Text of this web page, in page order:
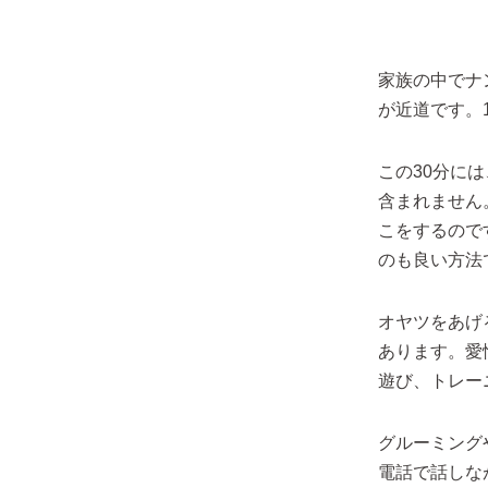
家族の中でナ
が近道です
この30分に
含まれません
こをするの
のも良い方法
オヤツをあ
あります。
遊び、トレー
グルーミン
電話で話し